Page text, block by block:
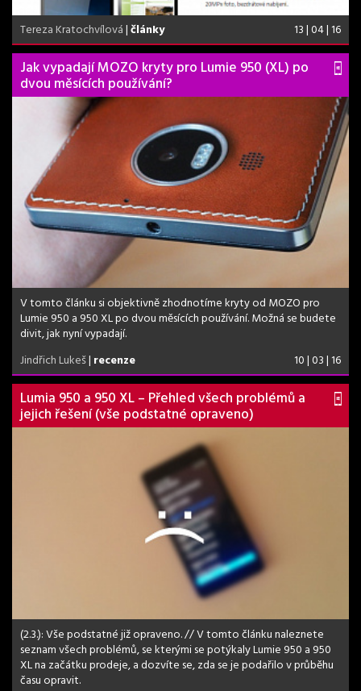
Tereza Kratochvílová|články 13 | 04 | 16
Jak vypadají MOZO kryty pro Lumie 950 (XL) po
dvou měsících používání?
V tomto článku si objektivně zhodnotíme kryty od MOZO pro
Lumie 950 a 950 XL po dvou měsících používání. Možná se budete
divit, jak nyní vypadají.
Jindřich Lukeš| recenze 10 | 03 | 16
Lumia 950 a 950 XL – Přehled všech problémů a
jejich řešení (vše podstatné opraveno)
(2.3.): Vše podstatné již opraveno. // V tomto článku naleznete
seznam všech problémů, se kterými se potýkaly Lumie 950 a 950
XL na začátku prodeje, a dozvíte se, zda se je podařilo v průběhu
času opravit.